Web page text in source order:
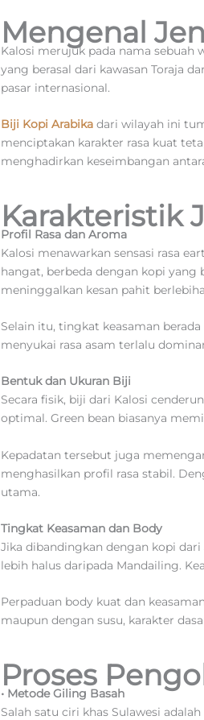
Mengenal
Kalosi merujuk pada nama
yang berasal dari kawasan Toraja
pasar internasional.
Biji Kopi Arabika dari wilayah ini
menciptakan karakter rasa kuat
menghadirkan keseimbangan
Karakteristik
Profil Rasa dan Aroma
Kalosi menawarkan sensasi rasa
hangat, berbeda dengan kopi
meninggalkan kesan pahit
Selain itu, tingkat keasaman
menyukai rasa asam terlalu
Bentuk dan Ukuran Biji
Secara fisik, biji dari Kalosi
optimal. Green bean biasanya
Kepadatan tersebut juga
menghasilkan profil rasa stabil.
utama.
Tingkat Keasaman dan Body
Jika dibandingkan dengan kopi
lebih halus daripada Mandailing.
Perpaduan body kuat dan
maupun dengan susu, karakter
Proses
• Metode Giling Basah
Salah satu ciri khas Sulawesi